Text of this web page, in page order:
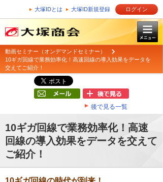
大塚IDとは 大塚ID新規登録 ログイン
動画セミナー（オンデマンドセミナー）
10ギガ回線で業務効率化！高速回線の導入効果をデータを
交えてご紹介！
後で見る一覧
10ギガ回線で業務効率化！高速
回線の導入効果をデータを交えて
ご紹介！